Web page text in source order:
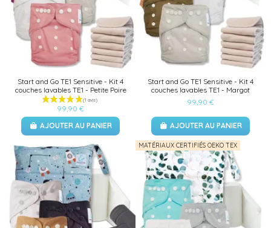
Start and Go TE1 Sensitive - Kit 4
couches lavables TE1 - Petite Poire
99,90 €
AJOUTER AU PANIER
Start and Go TE1 Sensitive - Kit 4
couches lavables TE1 - Margot
99,90 €
AJOUTER AU PANIER
MATÉRIAUX CERTIFIÉS OEKO TEX